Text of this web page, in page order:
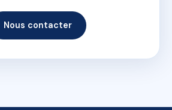
Nous contacter